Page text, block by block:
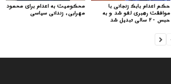
محکومیت به اعدام برای محمود
مهرابی، زندانی سیاسی
حکم اعدام بابک زنجانی با
موافقت رهبری لغو شد و به
حبس ۲۰ سالی تبدیل شد